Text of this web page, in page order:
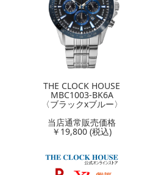
THE CLOCK HOUSE
MBC1003-BK6A
〈ブラックxブルー〉
当店通常販売価格
￥19,800 (税込)